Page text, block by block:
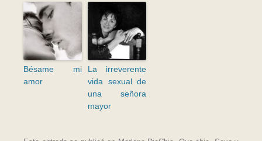
Bésame mi
amor
La irreverente
vida sexual de
una señora
mayor